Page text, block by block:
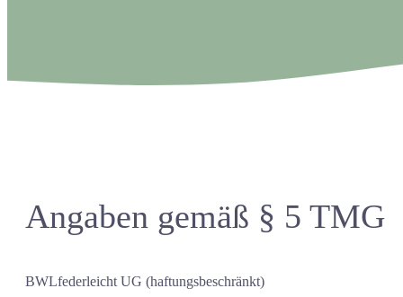
Angaben gemäß § 5 TMG
BWLfederleicht UG (haftungsbeschränkt)